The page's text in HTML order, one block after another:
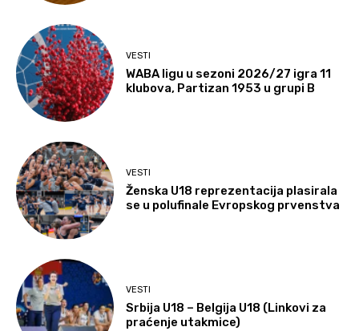
VESTI
WABA ligu u sezoni 2026/27 igra 11
klubova, Partizan 1953 u grupi B
VESTI
Ženska U18 reprezentacija plasirala
se u polufinale Evropskog prvenstva
VESTI
Srbija U18 – Belgija U18 (Linkovi za
praćenje utakmice)